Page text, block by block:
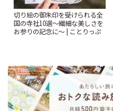
切り絵の御朱印を受けられる全
国の寺社10選〜繊細な美しさを
お参りの記念に〜 | ことりっぷ